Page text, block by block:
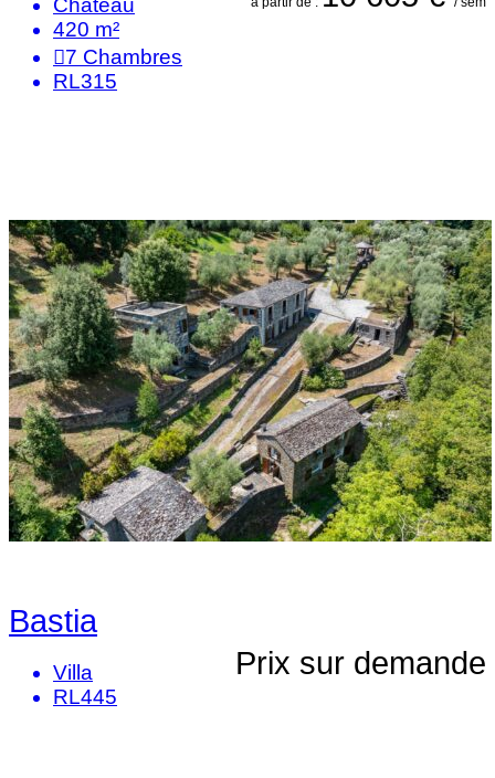
Château
420 m²
7 Chambres
RL315
Bastia
Prix sur demande
Villa
RL445